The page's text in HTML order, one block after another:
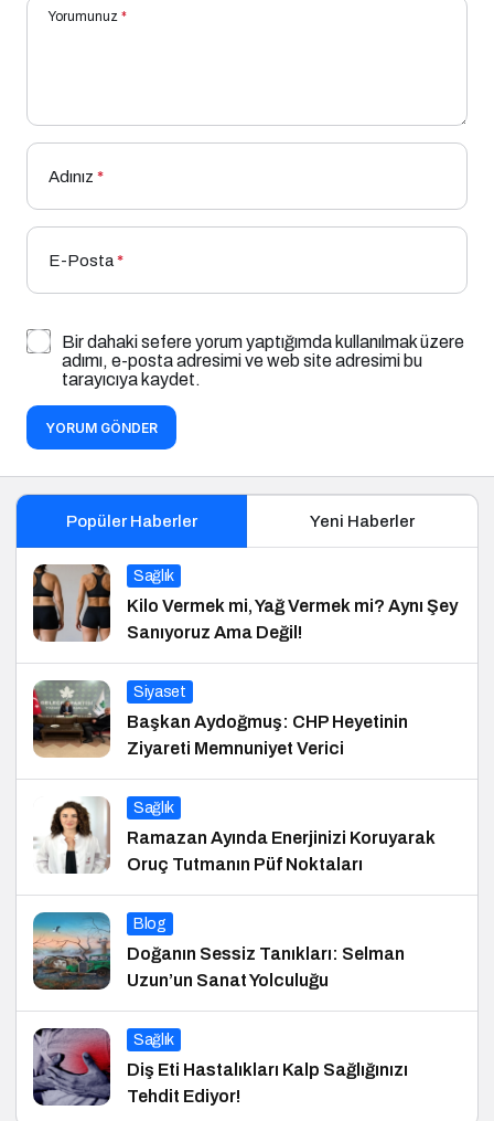
Yorumunuz *
Adınız *
E-Posta*
Bir dahaki sefere yorum yaptığımda kullanılmak üzere
adımı, e-posta adresimi ve web site adresimi bu
tarayıcıya kaydet.
YORUM GÖNDER
Popüler Haberler Yeni Haberler
Sağlık
Kilo Vermek mi, Yağ Vermek mi? Aynı Şey
Sanıyoruz Ama Değil!
Siyaset
Başkan Aydoğmuş: CHP Heyetinin
Ziyareti Memnuniyet Verici
Sağlık
Ramazan Ayında Enerjinizi Koruyarak
Oruç Tutmanın Püf Noktaları
Blog
Doğanın Sessiz Tanıkları: Selman
Uzun’un Sanat Yolculuğu
Sağlık
Diş Eti Hastalıkları Kalp Sağlığınızı
Tehdit Ediyor!